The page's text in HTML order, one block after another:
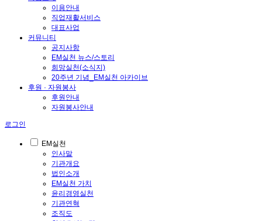
이용안내
직업재활서비스
대표사업
커뮤니티
공지사항
EM실천 뉴스/스토리
희망실천(소식지)
20주년 기념_EM실천 아카이브
후원 · 자원봉사
후원안내
자원봉사안내
로그인
EM실천
인사말
기관개요
법인소개
EM실천 가치
윤리경영실천
기관연혁
조직도